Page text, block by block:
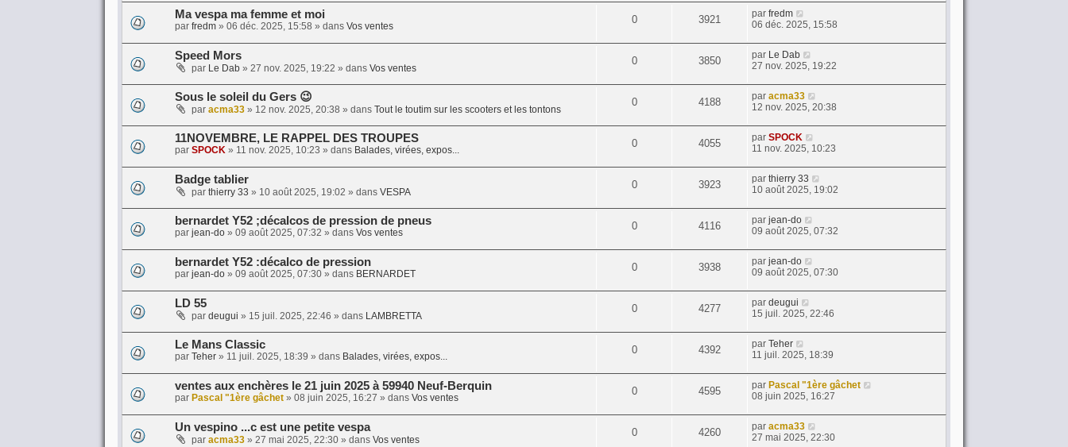
Ma vespa ma femme et moi
par fredm» 06 déc. 2025, 15:58 » dans Vos ventes
0 3921 parfredm
06 déc. 2025, 15:58
Speed Mors
par Le Dab» 27 nov. 2025, 19:22 » dans Vos ventes
0 3850 par Le Dab
27 nov. 2025, 19:22
Sous le soleil du Gers 😉
par acma33» 12 nov. 2025, 20:38 » dans Tout le toutim sur les scooters et les tontons
0 4188 paracma33
12 nov. 2025, 20:38
11NOVEMBRE, LE RAPPEL DES TROUPES
par SPOCK» 11 nov. 2025, 10:23 » dans Balades, virées, expos...
0 4055 parSPOCK
11 nov. 2025, 10:23
Badge tablier
par thierry 33 » 10 août 2025, 19:02 » dans VESPA
0 3923 parthierry 33
10 août 2025, 19:02
bernardet Y52 ;décalcos de pression de pneus
par jean-do» 09 août 2025, 07:32 » dans Vos ventes
0 4116 parjean-do
09 août 2025, 07:32
bernardet Y52 :décalco de pression
par jean-do» 09 août 2025, 07:30» dans BERNARDET
0 3938 parjean-do
09 août 2025, 07:30
LD 55
par deugui » 15 juil. 2025, 22:46 » dans LAMBRETTA
0 4277 pardeugui
15 juil. 2025, 22:46
Le Mans Classic
par Teher» 11 juil. 2025, 18:39 » dans Balades, virées, expos...
0 4392 parTeher
11 juil. 2025, 18:39
ventes aux enchères le 21 juin 2025 à 59940 Neuf-Berquin
par Pascal "1ère gâchet» 08 juin 2025, 16:27 » dans Vos ventes
0 4595 par Pascal "1ère gâchet
08 juin 2025, 16:27
Un vespino ...c est une petite vespa
par acma33» 27 mai 2025, 22:30» dans Vos ventes
0 4260 paracma33
27 mai 2025, 22:30